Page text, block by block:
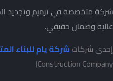
شركة متخصصة في ترميم وتجديد
عالية وضمان حقيقي.
إحدى شركاتشركة يام للبناء
Construction Company)